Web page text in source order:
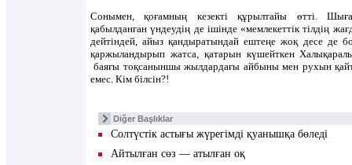
Сонымен, қоғамның кезекті құрылтайы өтті.
қабылданған үндеудің де ішінде «мемлекеттік тілдің
дейтіндей, айыз қандыратындай ештеңе жоқ десе де
қаржыландырып жатса, қатарын күшейткен
баяғы тоқсаныншы жылдардағы айбыны мен рухын
емес. Кім білсін?!
Diğer Başlıklar
Солтүстік астығы жүрегімді қуанышқа бөлeді
Айтылған сөз — атылған оқ